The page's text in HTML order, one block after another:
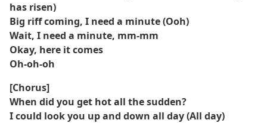
has risen)
Big riff coming, I need a minute (Ooh)
Wait, I need a minute, mm-mm
Okay, here it comes
Oh-oh-oh
[Chorus]
When did you get hot all the sudden?
I could look you up and down all day (All day)